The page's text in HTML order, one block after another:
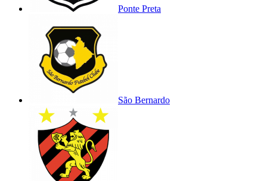
Ponte Preta
São Bernardo